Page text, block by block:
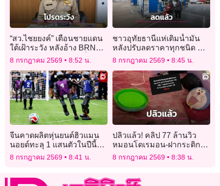
“สว.ไชยยงค์” เตือนชายแดน
ใต้เฝ้าระวัง หลังอ้าง BRN
เดินหน้าแผนก่อเหตุ หวั่นใช้
ความรุนแรง
8 กรกฎาคม 2569 8:52 น.
ชาวอุทัยธานีแห่เติมน้ำมัน
หลังปรับลดราคาทุกชนิด ชี้
ช่วยลดภาระค่าใช้จ่าย หวัง
สินค้าอุปโภคบริโภคลดตาม
8 กรกฎาคม 2569 8:45 น.
จีนคาดผลิตหุ่นยนต์ฮิวแมน
นอยด์ทะลุ 1 แสนตัวในปีนี้
รับอุตสาหกรรมเอไอบูม
8 กรกฎาคม 2569 8:41 น.
ปลิวแล้ว! คลิป 77 ล้านวิว
หมอนโดเรมอน-ฝากระติก
เขียว ทนายดังเตือนสติคน
แชร์เสี่ยงคุก
8 กรกฎาคม 2569 8:38 น.